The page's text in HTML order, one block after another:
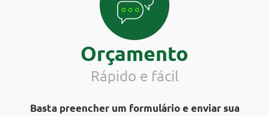
Orçamento
Rápido e fácil
Basta preencher um formulário e enviar sua